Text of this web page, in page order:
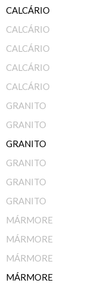
CALCÁRIO
CALCÁRIO
CALCÁRIO
CALCÁRIO
CALCÁRIO
GRANITO
GRANITO
GRANITO
GRANITO
GRANITO
GRANITO
MÁRMORE
MÁRMORE
MÁRMORE
MÁRMORE